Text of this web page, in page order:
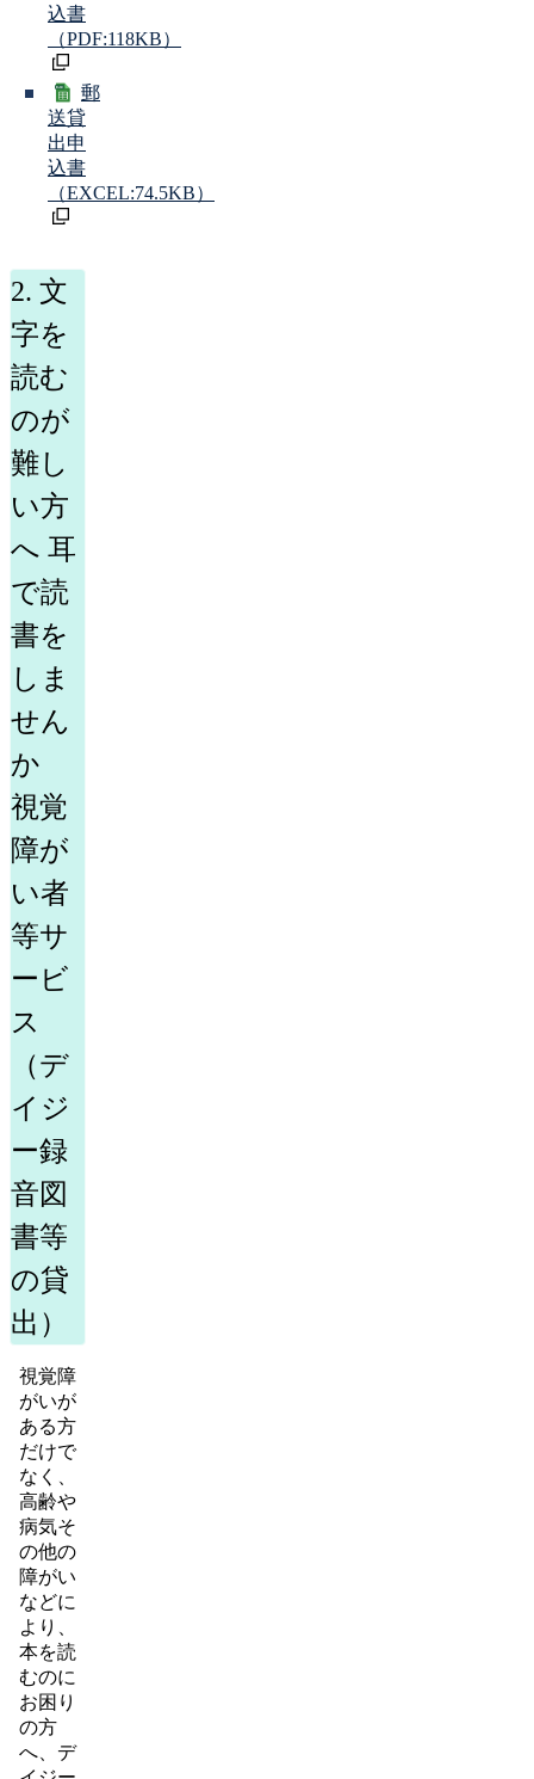
込書
（PDF:118KB）
郵
送貸
出申
込書
（EXCEL:74.5KB）
2. 文
字を
読む
のが
難し
い方
へ 耳
で読
書を
しま
せん
か
視覚
障が
い者
等サ
ービ
ス
（デ
イジ
ー録
音図
書等
の貸
出）
視覚障
がいが
ある方
だけで
なく、
高齢や
病気そ
の他の
障がい
などに
より、
本を読
むのに
お困り
の方
へ、デ